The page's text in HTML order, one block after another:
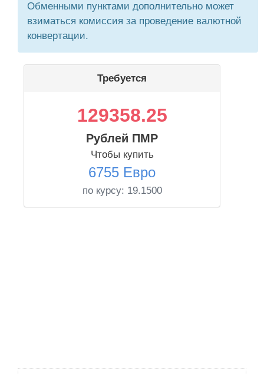
Обменными пунктами дополнительно может
взиматься комиссия за проведение валютной
конвертации.
Требуется
129358.25
Рублей ПМР
Чтобы купить
6755 Евро
по курсу: 19.1500